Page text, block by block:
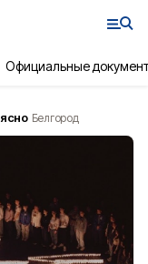
Официальные
ясно Белгород